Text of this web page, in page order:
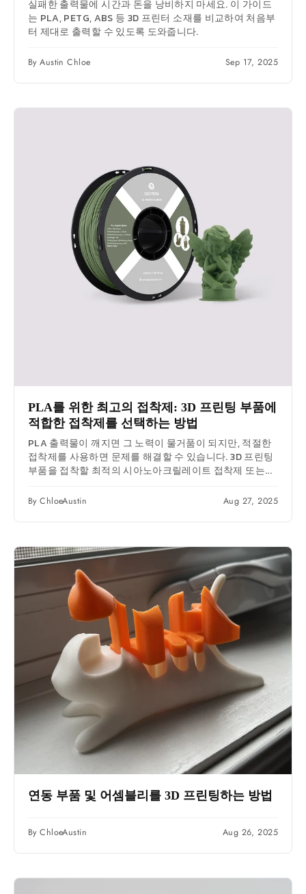
실패한 출력물에 시간과 돈을 낭비하지 마세요. 이 가이드
는 PLA, PETG, ABS 등 3D 프린터 소재를 비교하여 처음부
터 제대로 출력할 수 있도록 도와줍니다.
By Austin Chloe Sep 17, 2025
PLA를 위한 최고의 접착제: 3D 프린팅 부품에
적합한 접착제를 선택하는 방법
PLA 출력물이 깨지면 그 노력이 물거품이 되지만, 적절한
접착제를 사용하면 문제를 해결할 수 있습니다. 3D 프린팅
부품을 접착할 최적의 시아노아크릴레이트 접착제 또는...
By ChloeAustin Aug 27, 2025
연동 부품 및 어셈블리를 3D 프린팅하는 방법
By ChloeAustin Aug 26, 2025